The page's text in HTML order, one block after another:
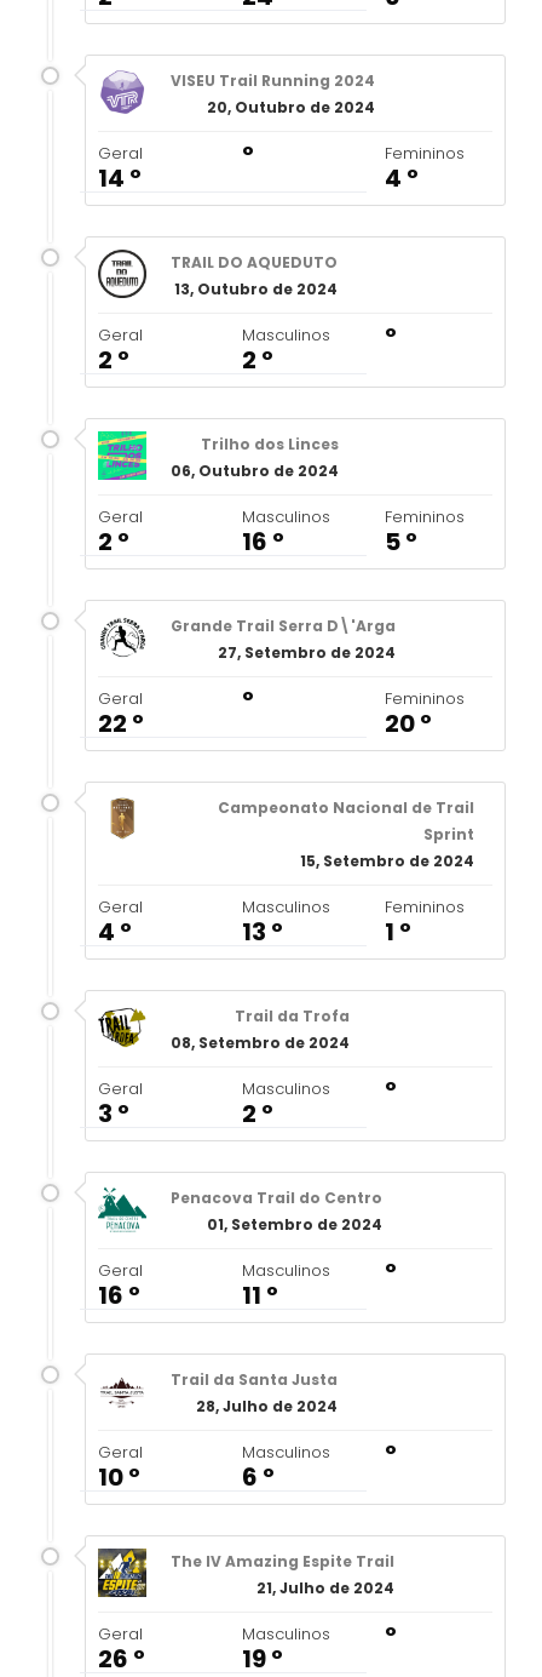
VISEU Trail Running 2024
20, Outubro de 2024
Geral
14 º
º Femininos
4 º
TRAIL DO AQUEDUTO
13, Outubro de 2024
Geral
2 º
Masculinos
2 º
º
Trilho dos Linces
06, Outubro de 2024
Geral
2 º
Masculinos
16 º
Femininos
5 º
Grande Trail Serra D\'Arga
27, Setembro de 2024
Geral
22 º
º Femininos
20 º
Campeonato Nacional de Trail
Sprint
15, Setembro de 2024
Geral
4 º
Masculinos
13 º
Femininos
1 º
Trail da Trofa
08, Setembro de 2024
Geral
3 º
Masculinos
2 º
º
Penacova Trail do Centro
01, Setembro de 2024
Geral
16 º
Masculinos
11 º
º
Trail da Santa Justa
28, Julho de 2024
Geral
10 º
Masculinos
6 º
º
The IV Amazing Espite Trail
21, Julho de 2024
Geral
26 º
Masculinos
19 º
º